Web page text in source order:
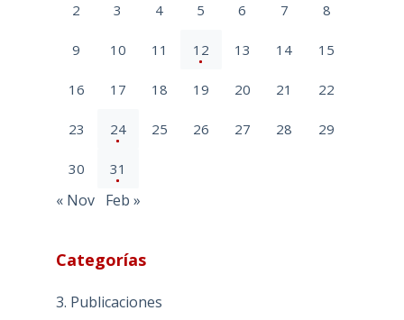
2 3 4 5 6 7 8
9 10 11 12 13 14 15
16 17 18 19 20 21 22
23 24 25 26 27 28 29
30 31
« Nov Feb »
Categorías
3. Publicaciones